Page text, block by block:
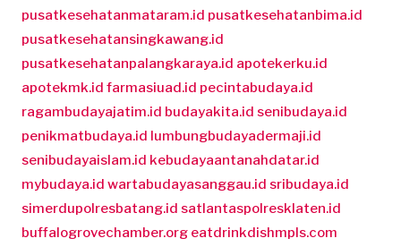
pusatkesehatanmataram.id pusatkesehatanbima.id
pusatkesehatansingkawang.id
pusatkesehatanpalangkaraya.id apotekerku.id
apotekmk.id farmasiuad.id pecintabudaya.id
ragambudayajatim.id budayakita.id senibudaya.id
penikmatbudaya.id lumbungbudayadermaji.id
senibudayaislam.id kebudayaantanahdatar.id
mybudaya.id wartabudayasanggau.id sribudaya.id
simerdupolresbatang.id satlantaspolresklaten.id
buffalogrovechamber.org eatdrinkdishmpls.com